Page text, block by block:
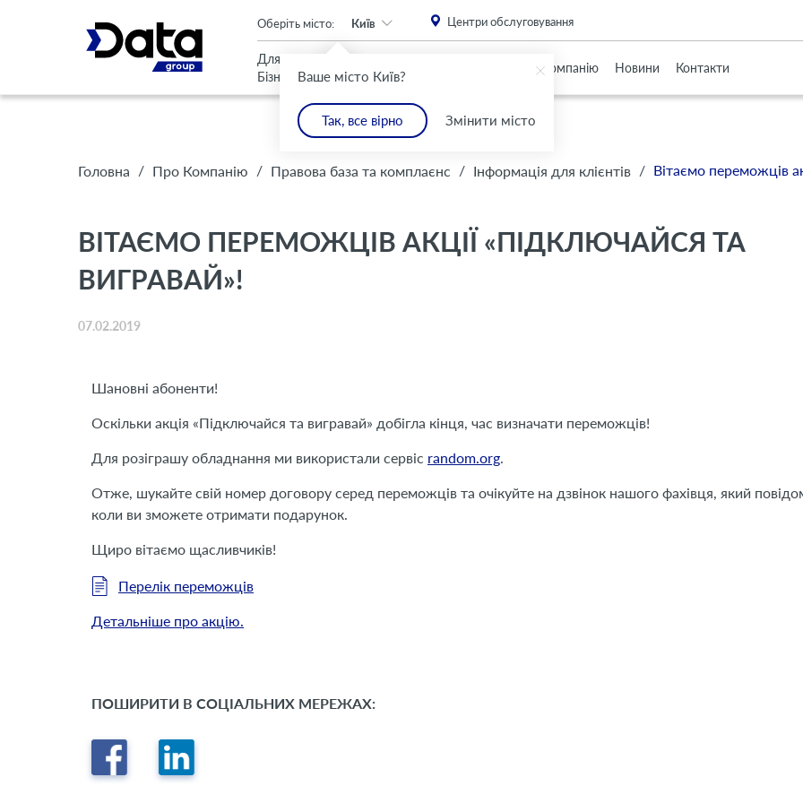
Ваше місто Київ?
Так, все вірно Змінити місто
Оберіть місто: Київ Центри обслуговування
Для
Бізнесу
Дому
Про Компанію Новини Контакти
Головна / Про Компанію / Правова база та комплаєнс / Інформація для клієнтів / Вітаємо переможців
ВІТАЄМО ПЕРЕМОЖЦІВ АКЦІЇ «ПІДКЛЮЧАЙСЯ ТА
ВИГРАВАЙ»!
07.02.2019
Шановні абоненти!
Оскільки акція «Підключайся та вигравай» добігла кінця, час визначати переможців!
Для розіграшу обладнання ми використали сервіс random.org.
Отже, шукайте свій номер договору серед переможців та очікуйте на дзвінок нашого фахівця, який
коли ви зможете отримати подарунок.
Щиро вітаємо щасливчиків!
Перелік переможців
Детальніше про акцію.
ПОШИРИТИ В СОЦІАЛЬНИХ МЕРЕЖАХ:
An important update (Chrome 143) is available for your browser. Please install this critical browser update